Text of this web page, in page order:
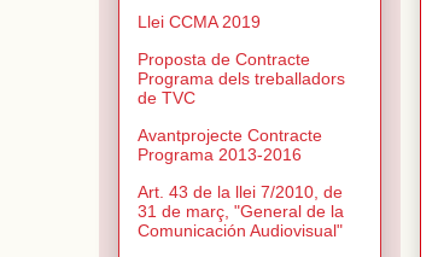
Llei CCMA 2019
Proposta de Contracte
Programa dels treballadors
de TVC
Avantprojecte Contracte
Programa 2013-2016
Art. 43 de la llei 7/2010, de
31 de març, "General de la
Comunicación Audiovisual"